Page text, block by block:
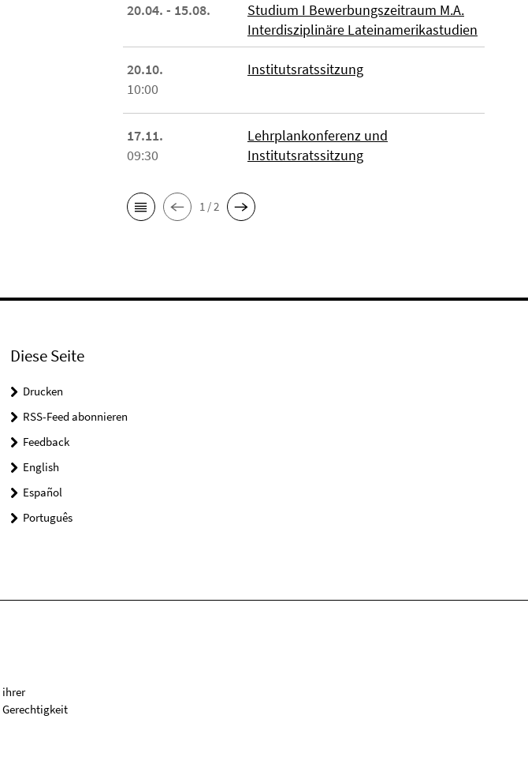
20.04. - 15.08.
Studium I Bewerbungszeitraum M.A.
Interdisziplinäre Lateinamerikastudien
20.10.
10:00
Institutsratssitzung
17.11.
09:30
Lehrplankonferenz und
Institutsratssitzung
1 / 2
Diese Seite
Drucken
RSS-Feed abonnieren
Feedback
English
Español
Português
ihrer
Gerechtigkeit